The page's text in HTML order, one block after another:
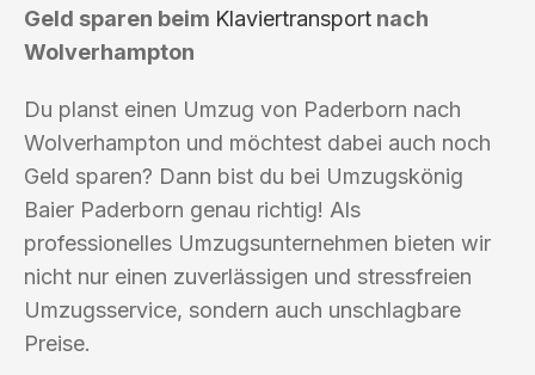
Geld sparen beim Klaviertransport nach
Wolverhampton
Du planst einen Umzug von Paderborn nach
Wolverhampton und möchtest dabei auch noch
Geld sparen? Dann bist du bei Umzugskönig
Baier Paderborn genau richtig! Als
professionelles Umzugsunternehmen bieten wir
nicht nur einen zuverlässigen und stressfreien
Umzugsservice, sondern auch unschlagbare
Preise.